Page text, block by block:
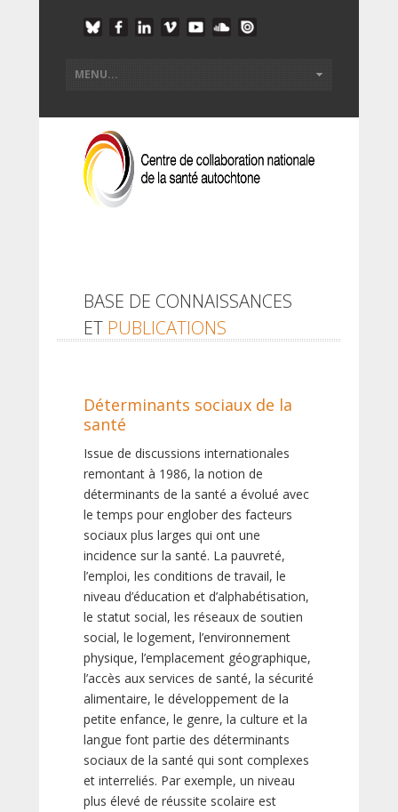
BASE DE CONNAISSANCES
ET PUBLICATIONS
Déterminants sociaux de la
santé
Issue de discussions internationales
remontant à 1986, la notion de
déterminants de la santé a évolué avec
le temps pour englober des facteurs
sociaux plus larges qui ont une
incidence sur la santé. La pauvreté,
l’emploi, les conditions de travail, le
niveau d’éducation et d’alphabétisation,
le statut social, les réseaux de soutien
social, le logement, l’environnement
physique, l’emplacement géographique,
l’accès aux services de santé, la sécurité
alimentaire, le développement de la
petite enfance, le genre, la culture et la
langue font partie des déterminants
sociaux de la santé qui sont complexes
et interreliés. Par exemple, un niveau
plus élevé de réussite scolaire est